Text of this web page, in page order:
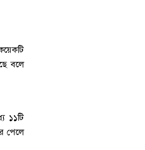
বলে
১১টি
পেলে